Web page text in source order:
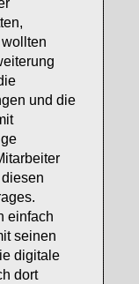
und die
einfach
seinen
digitale
dort